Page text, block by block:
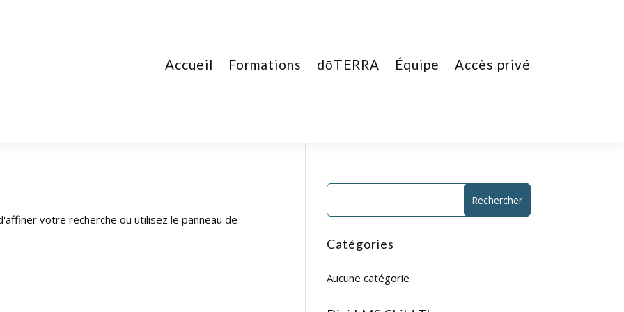
Accueil Formations dōTERRA Équipe Accès privé
votre recherche ou utilisez le panneau de
Catégories
Aucune catégorie